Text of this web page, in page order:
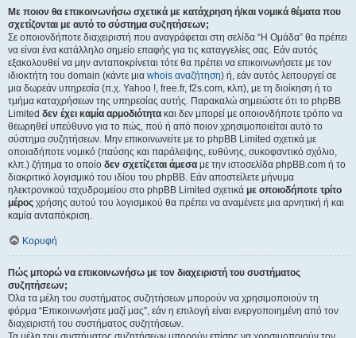
Με ποιον θα επικοινωνήσω σχετικά με κατάχρηση ή/και νομικά θέματα που
σχετίζονται με αυτό το σύστημα συζητήσεων;
Σε οποιονδήποτε διαχειριστή που αναγράφεται στη σελίδα “Η Ομάδα” θα πρέπει
να είναι ένα κατάλληλο σημείο επαφής για τις καταγγελίες σας. Εάν αυτός
εξακολουθεί να μην ανταποκρίνεται τότε θα πρέπει να επικοινωνήσετε με τον
ιδιοκτήτη του domain (κάντε μια whois αναζήτηση) ή, εάν αυτός λειτουργεί σε
μια δωρεάν υπηρεσία (π.χ. Yahoo !, free.fr, f2s.com, κλπ), με τη διοίκηση ή το
τμήμα καταχρήσεων της υπηρεσίας αυτής. Παρακαλώ σημειώστε ότι το phpBB
Limited δεν έχει καμία αρμοδιότητα και δεν μπορεί με οποιονδήποτε τρόπο να
θεωρηθεί υπεύθυνο για το πώς, πού ή από ποιον χρησιμοποιείται αυτό το
σύστημα συζητήσεων. Μην επικοινωνείτε με το phpBB Limited σχετικά με
οποιαδήποτε νομικό (παύσης και παράλειψης, ευθύνης, συκοφαντικό σχόλιο,
κλπ.) ζήτημα το οποίο δεν σχετίζεται άμεσα με την ιστοσελίδα phpBB.com ή το
διακριτικό λογισμικό του ιδίου του phpBB. Εάν αποστείλετε μήνυμα
ηλεκτρονικού ταχυδρομείου στο phpBB Limited σχετικά με οποιοδήποτε τρίτο
μέρος χρήσης αυτού του λογισμικού θα πρέπει να αναμένετε μια αρνητική ή και
καμία ανταπόκριση.
Κορυφή
Πώς μπορώ να επικοινωνήσω με τον διαχειριστή του συστήματος
συζητήσεων;
Όλα τα μέλη του συστήματος συζητήσεων μπορούν να χρησιμοποιούν τη
φόρμα “Επικοινωνήστε μαζί μας”, εάν η επιλογή είναι ενεργοποιημένη από τον
διαχειριστή του συστήματος συζητήσεων.